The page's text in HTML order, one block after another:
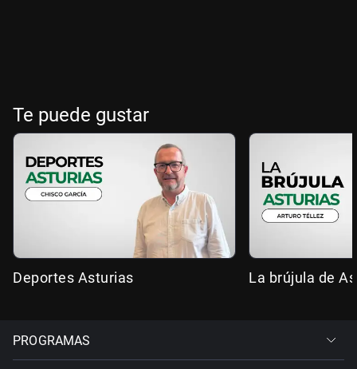
Te puede gustar
Deportes Asturias La brújula de
PROGRAMAS